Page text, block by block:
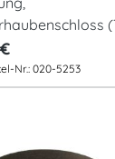
Nr.: 020-5253